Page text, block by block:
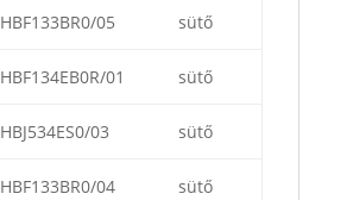
HBF133BR0/05 sütő
HBF134EB0R/01 sütő
HBJ534ES0/03 sütő
HBF133BR0/04 sütő